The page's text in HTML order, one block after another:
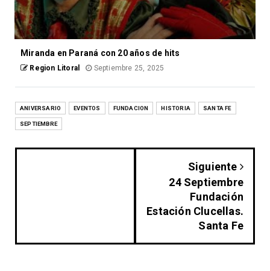
Miranda en Paraná con 20 años de hits
Region Litoral Septiembre 25, 2025
ANIVERSARIO EVENTOS FUNDACION HISTORIA SANTA FE
SEPTIEMBRE
Siguiente
24 Septiembre
Fundación
Estación Clucellas.
Santa Fe